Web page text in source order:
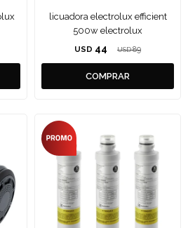
licuadora electrolux efficient
500w electrolux
USD 44 USD 89